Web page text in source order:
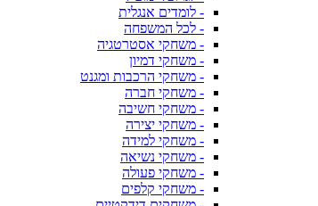
- לומדים אנגלית
- לכל המשפחה
- משחקי אסטרטגיה
- משחקי דמיון
- משחקי הרכבות ומגנט
- משחקי חברה
- משחקי חשיבה
- משחקי יצירה
- משחקי למידה
- משחקי נשיאה
- משחקי פעולה
- משחקי קלפים